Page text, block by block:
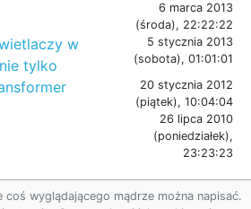
6 marca 2013
(środa), 22:22:22
w
tylko
5 stycznia 2013
(sobota), 01:01:01
20 stycznia 2012
(piątek), 10:04:04
26 lipca 2010
(poniedziałek),
23:23:23
wyglądającego mądrze można napisać.